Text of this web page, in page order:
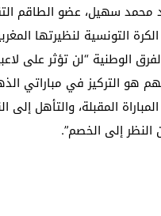
محمد سهيل، عضو الطاقم
التونسية لنظيرتها
الوطنية “لن تؤثر على
هو التركيز في مباراتي
المقبلة، والتأهل إلى
النظر إلى الخصم”.